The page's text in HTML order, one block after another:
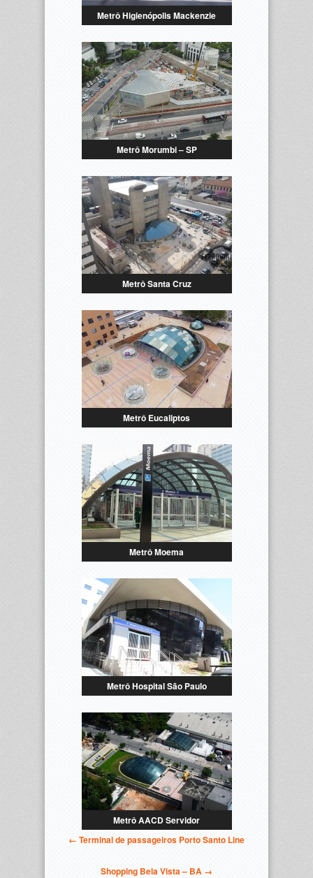
Metrô Higienópolis Mackenzie
Metrô Morumbi – SP
Metrô Santa Cruz
Metrô Eucaliptos
Metrô Moema
Metrô Hospital São Paulo
Metrô AACD Servidor
← Terminal de passageiros Porto Santo Line
Shopping Bela Vista – BA →